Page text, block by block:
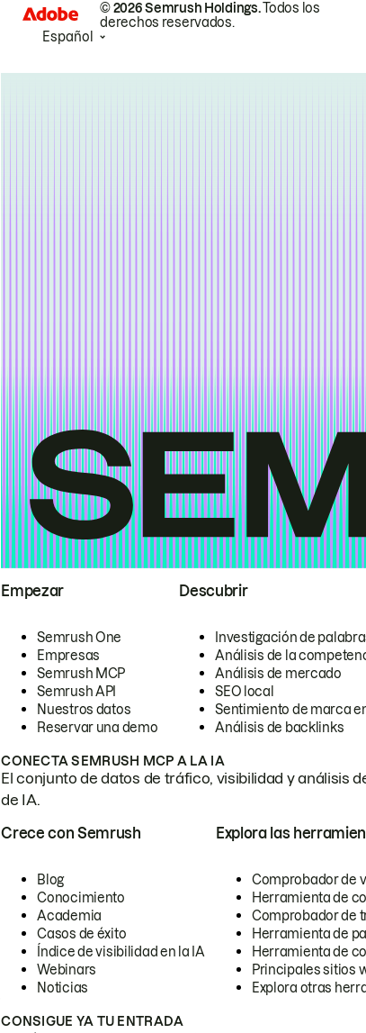
Empezar
Semrush One
Empresas
Semrush MCP
Semrush API
Nuestros datos
Reservar una demo
Descubrir
Investigación de
Análisis de la
Análisis de mercado
SEO local
Sentimiento de marca
Análisis de backlinks
CONECTA SEMRUSH MCP A LA IA
El conjunto de datos de tráfico, visibilidad y análisis
de IA.
Crece con Semrush
Blog
Conocimiento
Academia
Casos de éxito
Índice de visibilidad en la IA
Webinars
Noticias
Explora las
Comprobador de
Herramienta de
Comprobador de
Herramienta de
Herramienta de
Principales sitios
Explora otras
CONSIGUE YA TU ENTRADA
© 2026 Semrush Holdings.Todos los
derechos reservados.
Español